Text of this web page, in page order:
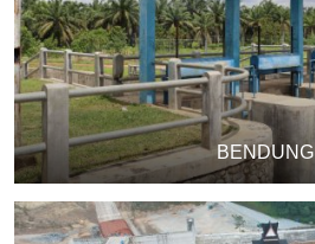
Publikasi
Informasi
SOP
LAYANAN BALAI
BENDUNG